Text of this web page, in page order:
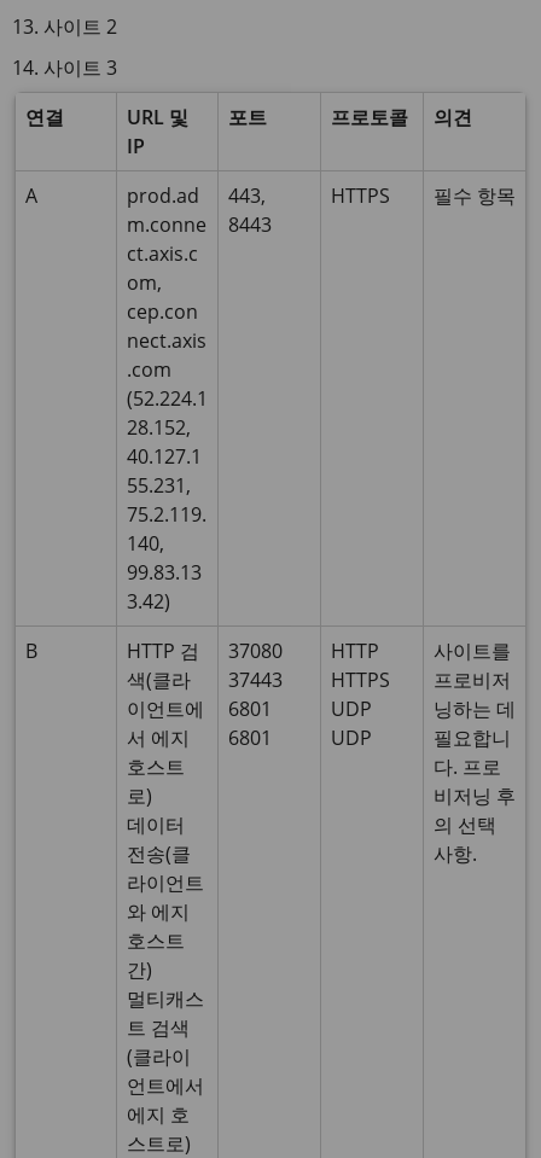
사이트 2
사이트 3
연결
URL 및
IP
포트 프로토콜 의견
A
prod.ad
m.conne
ct.axis.c
om,
cep.con
nect.axis
.com
(52.224.1
28.152,
40.127.1
55.231,
75.2.119.
140,
99.83.13
3.42)
443,
8443
HTTPS 필수 항목
B
HTTP 검
색(클라
이언트에
서 에지
호스트
로)
데이터
전송(클
라이언트
와 에지
호스트
간)
멀티캐스
트 검색
(클라이
언트에서
에지 호
스트로)
37080
37443
6801
6801
HTTP
HTTPS
UDP
UDP
사이트를
프로비저
닝하는 데
필요합니
다. 프로
비저닝 후
의 선택
사항.